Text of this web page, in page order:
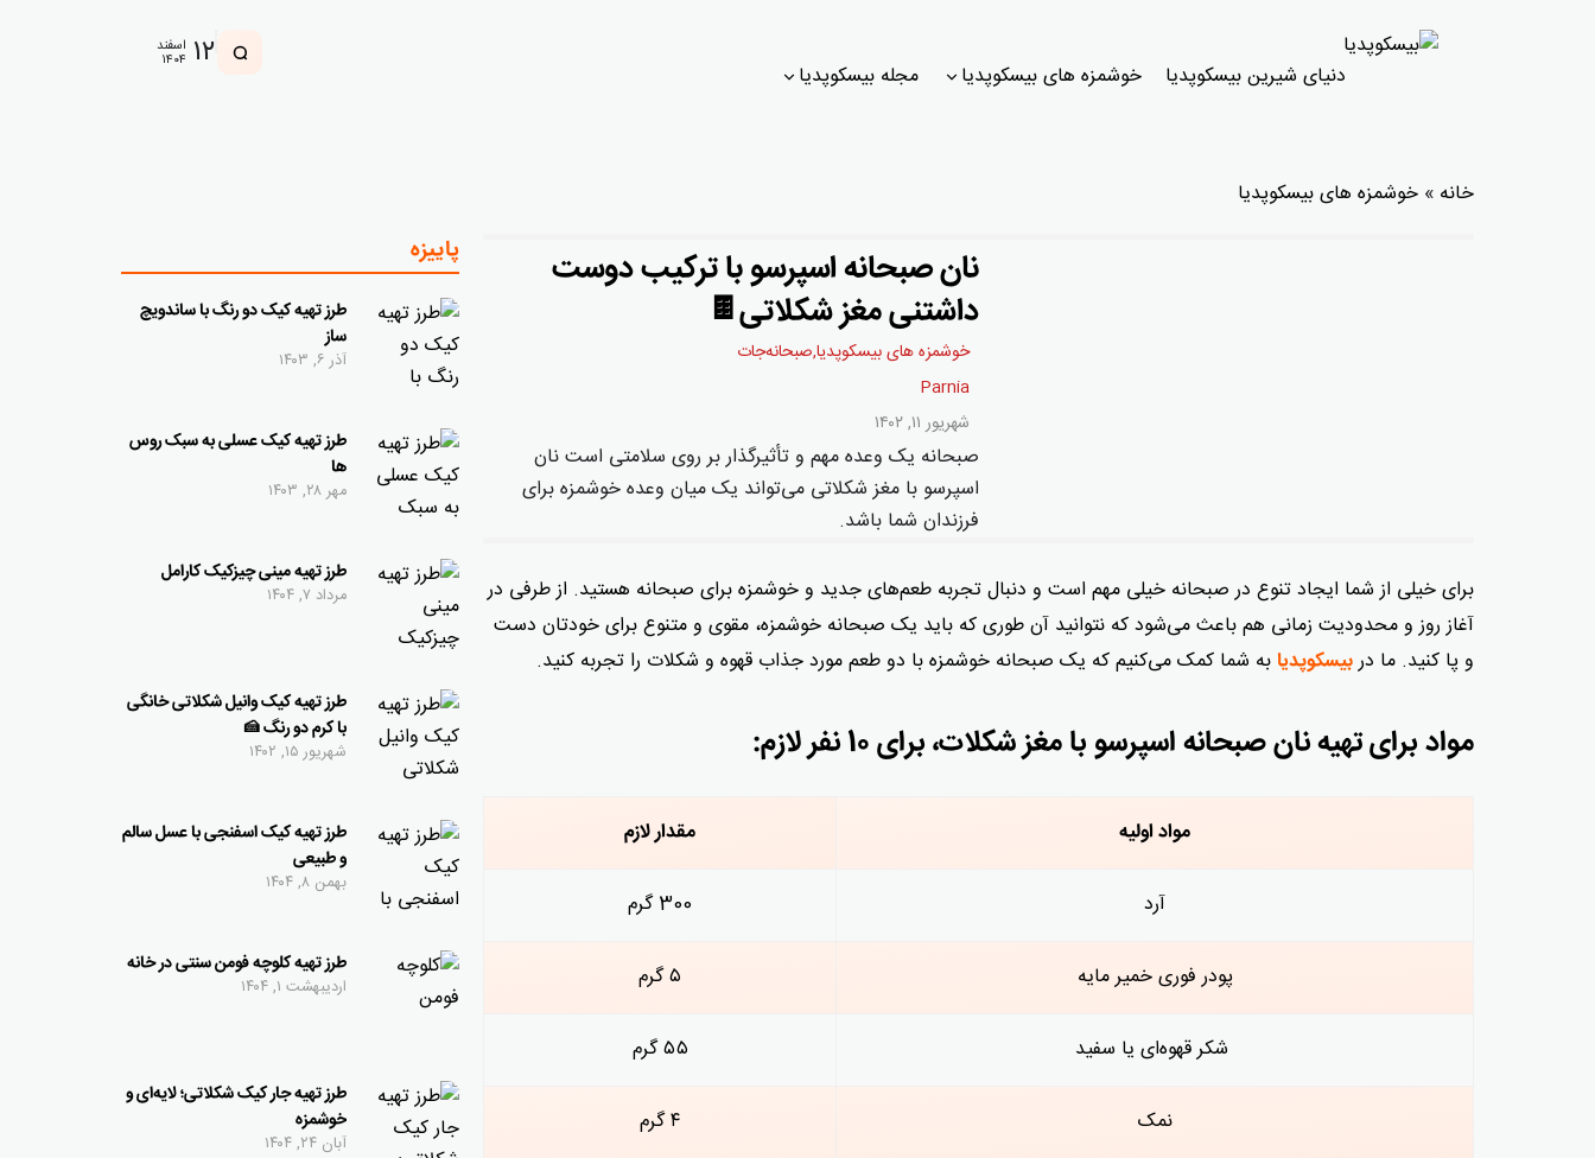
دنیای شیرین بیسکوپدیا خوشمزه های بیسکوپدیا مجله بیسکوپدیا ۱۲ اسفند
۱۴۰۴
خانه » خوشمزه های بیسکوپدیا
نان صبحانه اسپرسو با ترکیب دوست
داشتنی مغز شکلاتی🍫
خوشمزه های بیسکوپدیا,صبحانه‌جات
Parnia
شهریور ۱۱, ۱۴۰۲
صبحانه یک وعده مهم و تأثیرگذار بر روی سلامتی است نان
اسپرسو با مغز شکلاتی می‌تواند یک میان وعده خوشمزه برای
فرزندان شما باشد.
برای خیلی‌ از شما ایجاد تنوع در صبحانه خیلی مهم است و دنبال تجربه طعم‌های جدید و خوشمزه برای صبحانه هستید. از طرفی در
آغاز روز و محدودیت زمانی هم باعث می‌شود که نتوانید آن طوری که باید یک صبحانه خوشمزه، مقوی و متنوع برای خودتان دست
و پا کنید. ما دربیسکوپدیا به شما کمک می‌کنیم که یک صبحانه خوشمزه با دو طعم مورد جذاب قهوه و شکلات را تجربه کنید.
مواد برای تهیه نان صبحانه اسپرسو با مغز شکلات، برای 10 نفر لازم:
مواد اولیه مقدار لازم
آرد 300 گرم
پودر فوری خمیر مایه ۵ گرم
شکر قهوه‌ای یا سفید ۵۵ گرم
نمک ۴ گرم
پاییزه
طرز تهیه کیک دو رنگ با ساندویچ
ساز
آذر ۶, ۱۴۰۳
طرز تهیه کیک عسلی به سبک روس
ها
مهر ۲۸, ۱۴۰۳
طرز تهیه مینی چیزکیک کارامل
مرداد ۷, ۱۴۰۴
طرز تهیه کیک وانیل شکلاتی خانگی
با کرم دو رنگ 🍰
شهریور ۱۵, ۱۴۰۲
طرز تهیه کیک اسفنجی با عسل سالم
و طبیعی
بهمن ۸, ۱۴۰۴
طرز تهیه کلوچه فومن سنتی در خانه
اردیبهشت ۱, ۱۴۰۴
طرز تهیه جار کیک شکلاتی؛ لایه‌ای و
خوشمزه
آبان ۲۴, ۱۴۰۴